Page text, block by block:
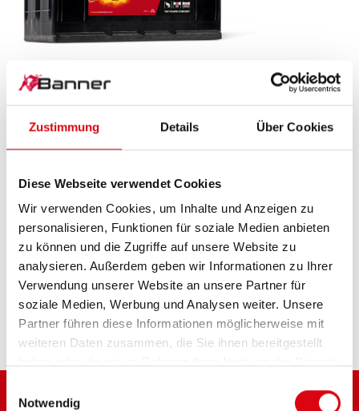
Zustimmung Details Über Cookies
Diese Webseite verwendet Cookies
Wir verwenden Cookies, um Inhalte und Anzeigen zu
personalisieren, Funktionen für soziale Medien anbieten
zu können und die Zugriffe auf unsere Website zu
analysieren. Außerdem geben wir Informationen zu Ihrer
Verwendung unserer Website an unsere Partner für
soziale Medien, Werbung und Analysen weiter. Unsere
Partner führen diese Informationen möglicherweise mit
weiteren Daten zusammen, die Sie ihnen bereitgestellt
Notwendig
Buffalo Bull SLI
610 11
Das Aushängeschild der Banner Markenqualität.
PRODUKTDETAILS >
Diese Batterie kaufen:
HÄNDLER & EINBAUSERVICE >